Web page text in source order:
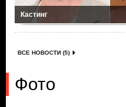
Кастинг
ВСЕ НОВОСТИ (5)
Фото